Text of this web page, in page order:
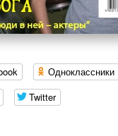
Одноклассники
Twitter